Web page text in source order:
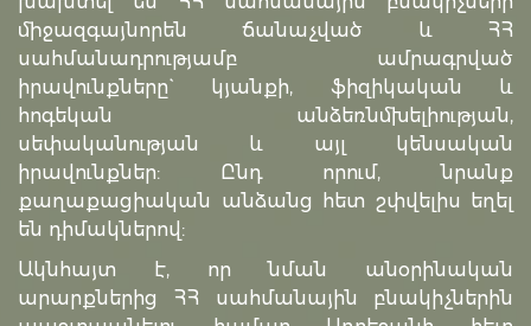
միջազգայնորեն ճանաչված և ՀՀ
սահմանադրությամբ ամրագրված
իրավունքները` կյանքի, ֆիզիկական և
հոգեկան անձեռնմխելիության,
սեփականության և այլ կենսական
իրավունքներ: Ընդ որում, նրանք
քաղաքացիական անձանց հետ շփվելիս եղել
են դիմակներով:
Ակնհայտ է, որ նման անօրինական
արարքներից ՀՀ սահմանային բնակիչներին